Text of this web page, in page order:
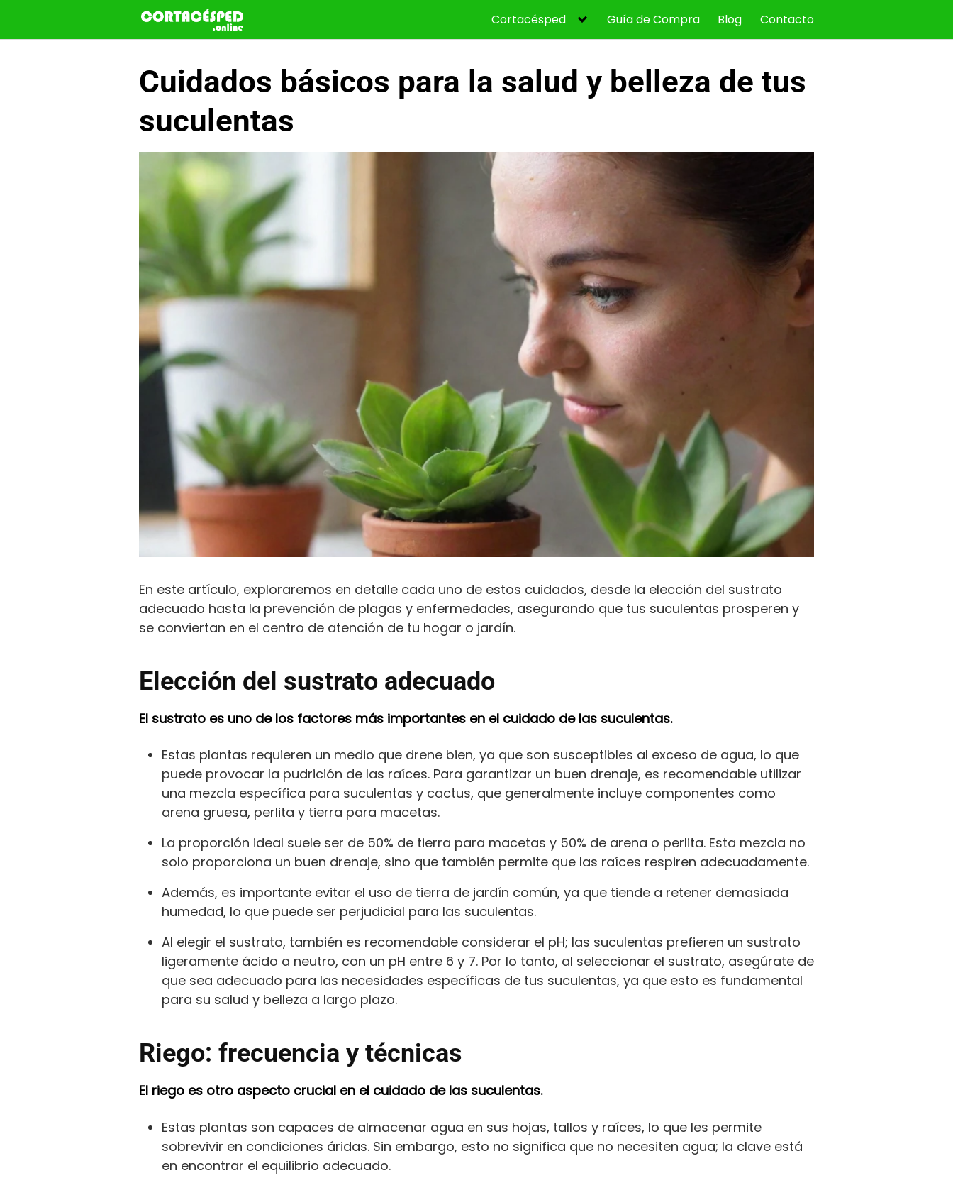
contenido
Cortacésped Guía de Compra Blog Contacto
Cuidados básicos para la salud y belleza de tus
suculentas
En este artículo, exploraremos en detalle cada uno de estos cuidados, desde la elección del sustrato
adecuado hasta la prevención de plagas y enfermedades, asegurando que tus suculentas prosperen y
se conviertan en el centro de atención de tu hogar o jardín.
Elección del sustrato adecuado
El sustrato es uno de los factores más importantes en el cuidado de las suculentas.
Estas plantas requieren un medio que drene bien, ya que son susceptibles al exceso de agua, lo que
puede provocar la pudrición de las raíces. Para garantizar un buen drenaje, es recomendable utilizar
una mezcla específica para suculentas y cactus, que generalmente incluye componentes como
arena gruesa, perlita y tierra para macetas.
La proporción ideal suele ser de 50% de tierra para macetas y 50% de arena o perlita. Esta mezcla no
solo proporciona un buen drenaje, sino que también permite que las raíces respiren adecuadamente.
Además, es importante evitar el uso de tierra de jardín común, ya que tiende a retener demasiada
humedad, lo que puede ser perjudicial para las suculentas.
Al elegir el sustrato, también es recomendable considerar el pH; las suculentas prefieren un sustrato
ligeramente ácido a neutro, con un pH entre 6 y 7. Por lo tanto, al seleccionar el sustrato, asegúrate de
que sea adecuado para las necesidades específicas de tus suculentas, ya que esto es fundamental
para su salud y belleza a largo plazo.
Riego: frecuencia y técnicas
El riego es otro aspecto crucial en el cuidado de las suculentas.
Estas plantas son capaces de almacenar agua en sus hojas, tallos y raíces, lo que les permite
sobrevivir en condiciones áridas. Sin embargo, esto no significa que no necesiten agua; la clave está
en encontrar el equilibrio adecuado.